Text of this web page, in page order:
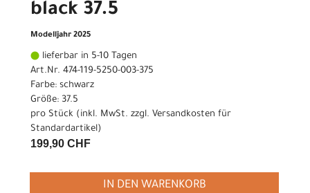
black 37.5
Modelljahr 2025
lieferbar in 5-10 Tagen
Art.Nr. 474-119-5250-003-375
Farbe: schwarz
Größe: 37.5
pro Stück (inkl. MwSt. zzgl. Versandkosten für
Standardartikel)
199,90 CHF
IN DEN WARENKORB